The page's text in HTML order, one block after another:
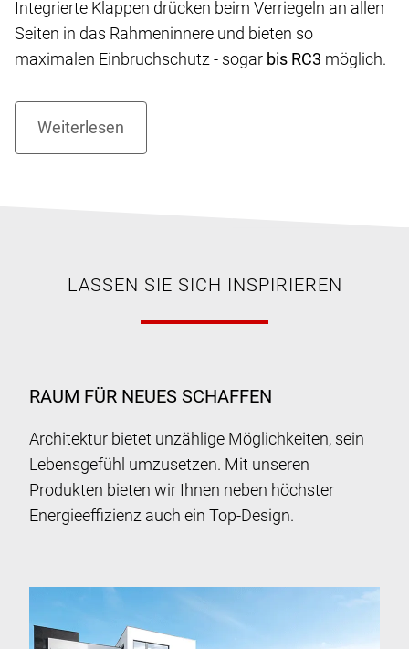
Integrierte Klappen drücken beim Verriegeln an allen
Seiten in das Rahmeninnere und bieten so
maximalen Einbruchschutz - sogar bis RC3 möglich.
LASSEN SIE SICH INSPIRIEREN
RAUM FÜR NEUES SCHAFFEN
Architektur bietet unzählige Möglichkeiten, sein
Lebensgefühl umzusetzen. Mit unseren
Produkten bieten wir Ihnen neben höchster
Energieeffizienz auch ein Top-Design.